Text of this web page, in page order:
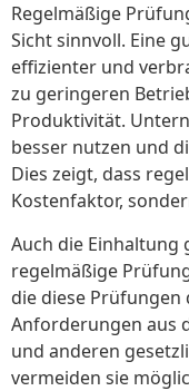
Regelmäßige
Sicht sinnvoll. Eine
effizienter und
zu geringeren
Produktivität.
besser nutzen und
Dies zeigt, dass
Kostenfaktor,
Auch die Einhaltung
regelmäßige
die diese
Anforderungen aus
und anderen
vermeiden sie